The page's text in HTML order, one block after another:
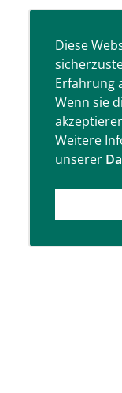
Diese
Erfahrung
Wenn sie
Weitere
unserer